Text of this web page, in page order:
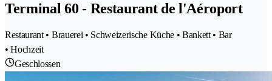
Terminal 60 - Restaurant de l'Aéroport
Restaurant • Brauerei • Schweizerische Küche • Bankett • Bar
• Hochzeit
Geschlossen